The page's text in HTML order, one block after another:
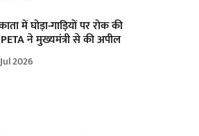
में घोड़ा-गाड़ियों पर रोक की
ने मुख्यमंत्री से की अपील
2026